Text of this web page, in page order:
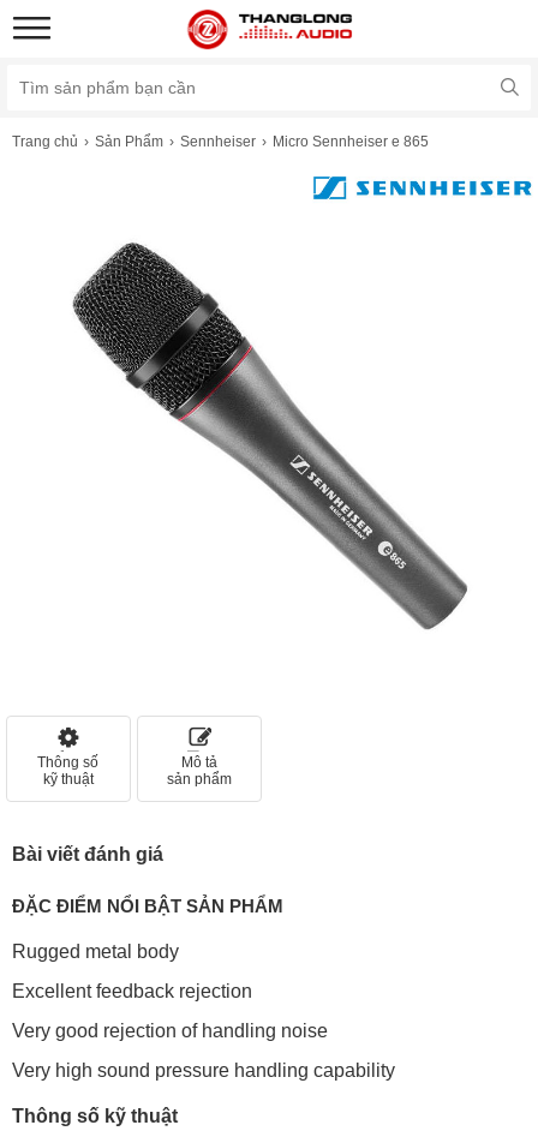
Trang chủ Sản Phẩm Sennheiser Micro Sennheiser e 865
Thông số
kỹ thuật
Mô tả
sản phẩm
Bài viết đánh giá
ĐẶC ĐIỂM NỔI BẬT SẢN PHẨM
Rugged metal body
Excellent feedback rejection
Very good rejection of handling noise
Very high sound pressure handling capability
Thông số kỹ thuật